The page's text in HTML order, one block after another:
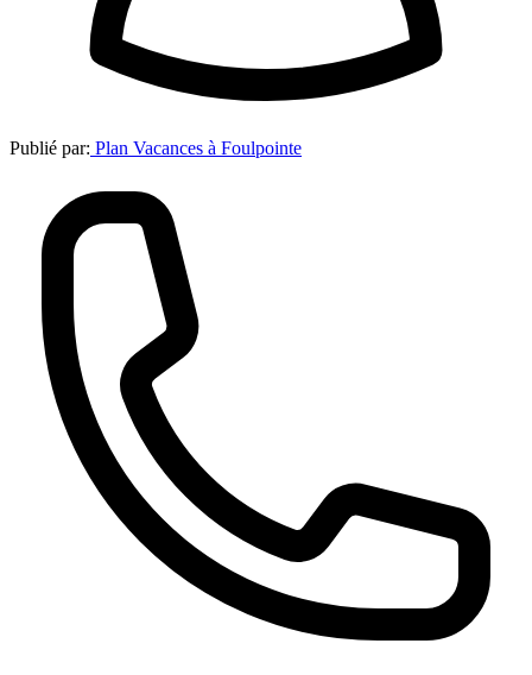
Publié par: Plan Vacances à Foulpointe